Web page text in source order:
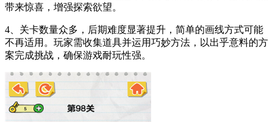
带来惊喜，增强探索欲望。
4、关卡数量众多，后期难度显著提升，简单的画线方式可能
不再适用。玩家需收集道具并运用巧妙方法，以出乎意料的方
案完成挑战，确保游戏耐玩性强。